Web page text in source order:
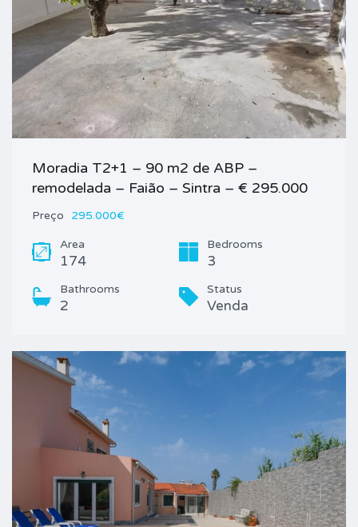
Moradia T2+1 – 90 m2 de ABP –
remodelada – Faião – Sintra – € 295.000
Preço 295.000€
Area
174
Bedrooms
3
Bathrooms
2
Status
Venda